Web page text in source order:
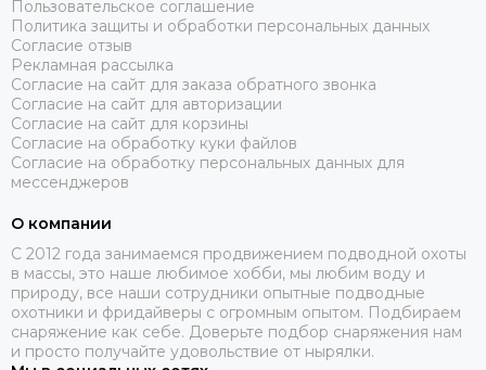
Пользовательское соглашение
Политика защиты и обработки персональных данных
Согласие отзыв
Рекламная рассылка
Согласие на сайт для заказа обратного звонка
Согласие на сайт для авторизации
Согласие на сайт для корзины
Согласие на обработку куки файлов
Согласие на обработку персональных данных для
мессенджеров
О компании
C 2012 года занимаемся продвижением подводной охоты
в массы, это наше любимое хобби, мы любим воду и
природу, все наши сотрудники опытные подводные
охотники и фридайверы с огромным опытом. Подбираем
снаряжение как себе. Доверьте подбор снаряжения нам
и просто получайте удовольствие от нырялки.